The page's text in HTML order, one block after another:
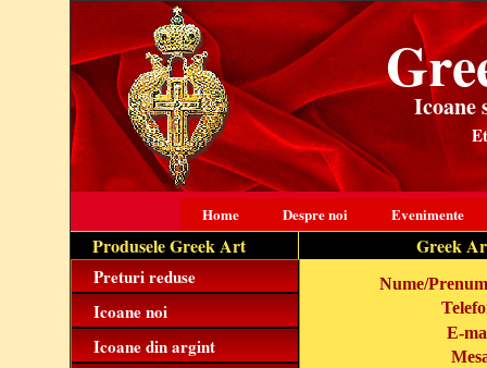
Icoane
Home Despre noi Evenimente
Produsele Greek Art Greek
Preturi reduse
Icoane noi
Icoane din argint
Nume/
E-